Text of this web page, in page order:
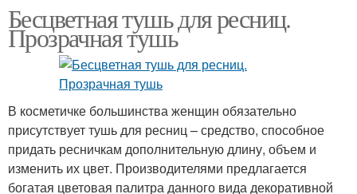
Бесцветная тушь для ресниц.
Прозрачная тушь
В косметичке большинства женщин обязательно
присутствует тушь для ресниц – средство, способное
придать ресничкам дополнительную длину, объем и
изменить их цвет. Производителями предлагается
богатая цветовая палитра данного вида декоративной